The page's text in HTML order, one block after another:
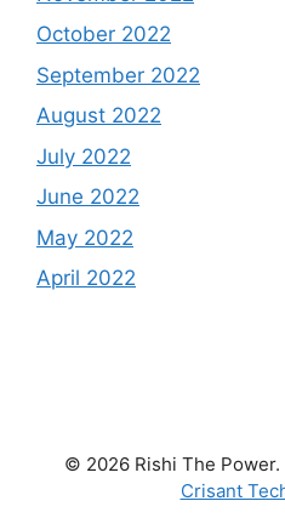
October 2022
September 2022
August 2022
July 2022
June 2022
May 2022
April 2022
© 2026 Rishi The
Crisant